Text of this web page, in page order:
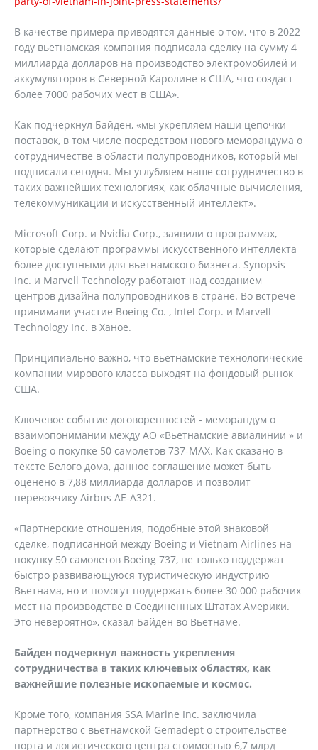
В качестве примера приводятся данные о том, что в 2022
году вьетнамская компания подписала сделку на сумму 4
миллиарда долларов на производство электромобилей и
аккумуляторов в Северной Каролине в США, что создаст
более 7000 рабочих мест в США».
Как подчеркнул Байден, «мы укрепляем наши цепочки
поставок, в том числе посредством нового меморандума о
сотрудничестве в области полупроводников, который мы
подписали сегодня. Мы углубляем наше сотрудничество в
таких важнейших технологиях, как облачные вычисления,
телекоммуникации и искусственный интеллект».
Microsoft Corp. и Nvidia Corp., заявили о программах,
которые сделают программы искусственного интеллекта
более доступными для вьетнамского бизнеса. Synopsis
Inc. и Marvell Technology работают над созданием
центров дизайна полупроводников в стране. Во встрече
принимали участие Boeing Co. , Intel Corp. и Marvell
Technology Inc. в Ханое.
Принципиально важно, что вьетнамские технологические
компании мирового класса выходят на фондовый рынок
США.
Ключевое событие договоренностей - меморандум о
взаимопонимании между АО «Вьетнамские авиалинии » и
Boeing о покупке 50 самолетов 737-MAX. Как сказано в
тексте Белого дома, данное соглашение может быть
оценено в 7,88 миллиарда долларов и позволит
перевозчику Airbus AE-A321.
«Партнерские отношения, подобные этой знаковой
сделке, подписанной между Boeing и Vietnam Airlines на
покупку 50 самолетов Boeing 737, не только поддержат
быстро развивающуюся туристическую индустрию
Вьетнама, но и помогут поддержать более 30 000 рабочих
мест на производстве в Соединенных Штатах Америки.
Это невероятно», сказал Байден во Вьетнаме.
Байден подчеркнул важность укрепления
сотрудничества в таких ключевых областях, как
важнейшие полезные ископаемые и космос.
Кроме того, компания SSA Marine Inc. заключила
партнерство с вьетнамской Gemadept о строительстве
порта и логистического центра стоимостью 6,7 млрд